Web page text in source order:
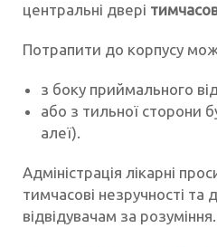
центральні двері
Потрапити до корпусу
з боку приймального
або з тильної сторони
алеї).
Адміністрація лікарні
тимчасові незручності та
відвідувачам за розуміння.